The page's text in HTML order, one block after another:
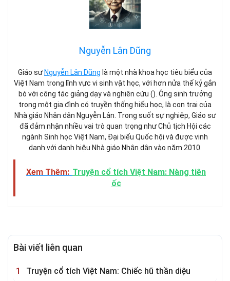
Nguyễn Lân Dũng
Giáo sư Nguyễn Lân Dũng là một nhà khoa học tiêu biểu của
Việt Nam trong lĩnh vực vi sinh vật học, với hơn nửa thế kỷ gắn
bó với công tác giảng dạy và nghiên cứu (). Ông sinh trưởng
trong một gia đình có truyền thống hiếu học, là con trai của
Nhà giáo Nhân dân Nguyễn Lân. Trong suốt sự nghiệp, Giáo sư
đã đảm nhận nhiều vai trò quan trọng như Chủ tịch Hội các
ngành Sinh học Việt Nam, Đại biểu Quốc hội và được vinh
danh với danh hiệu Nhà giáo Nhân dân vào năm 2010.
Xem Thêm: Truyện cổ tích Việt Nam: Nàng tiên
ốc
Bài viết liên quan
Truyện cổ tích Việt Nam: Chiếc hũ thần diệu